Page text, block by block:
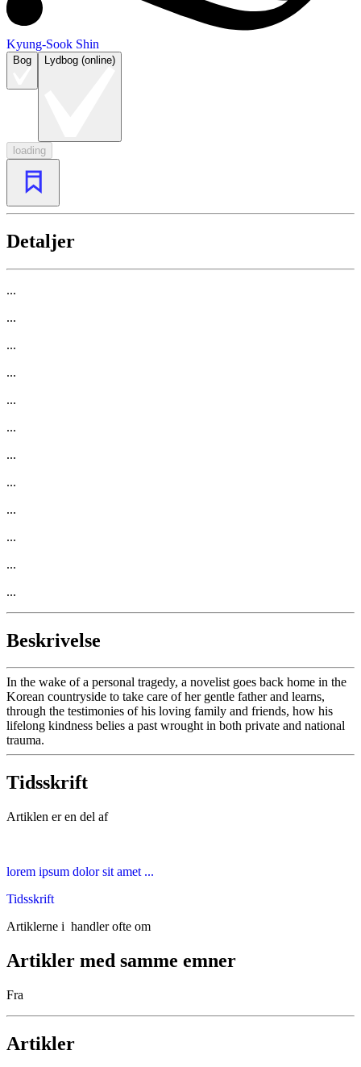
Kyung-Sook Shin
Bog Lydbog (online)
loading
Detaljer
...
...
...
...
...
...
...
...
...
...
...
...
Beskrivelse
In the wake of a personal tragedy, a novelist goes back home in the
Korean countryside to take care of her gentle father and learns,
through the testimonies of his loving family and friends, how his
lifelong kindness belies a past wrought in both private and national
trauma.
Tidsskrift
Artiklen er en del af
lorem ipsum dolor sit amet ...
Tidsskrift
Artiklerne i handler ofte om
Artikler med samme emner
Fra
Artikler